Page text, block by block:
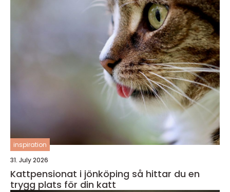
inspiration
31. July 2026
Kattpensionat i jönköping så hittar du en
trygg plats för din katt